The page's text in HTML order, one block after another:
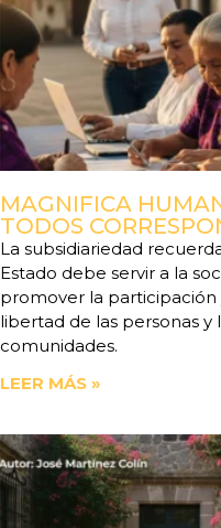
MAGNIFICA
TODOS
La subsidiariedad
Estado debe servir a la
promover la participación
libertad de las personas y
comunidades.
LEER MÁS »